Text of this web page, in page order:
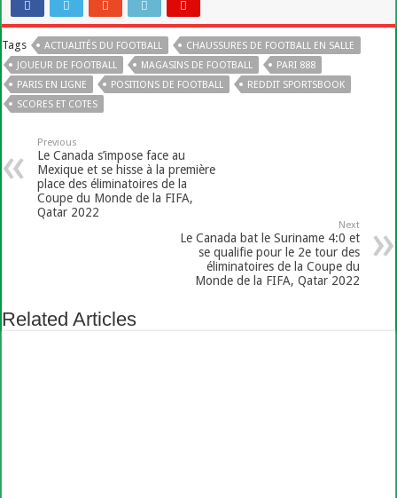
Tags ACTUALITÉS DU FOOTBALL
CHAUSSURES DE FOOTBALL EN SALLE
JOUEUR DE FOOTBALL
MAGASINS DE FOOTBALL
PARI 888
PARIS EN LIGNE
POSITIONS DE FOOTBALL
REDDIT SPORTSBOOK
SCORES ET COTES
Previous
Le Canada s’impose face au
Mexique et se hisse à la première
place des éliminatoires de la
Coupe du Monde de la FIFA,
Qatar 2022
Next
Le Canada bat le Suriname 4:0 et
se qualifie pour le 2e tour des
éliminatoires de la Coupe du
Monde de la FIFA, Qatar 2022
Related Articles